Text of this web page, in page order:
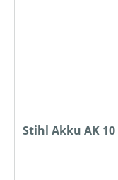
Stihl Akku AK 10